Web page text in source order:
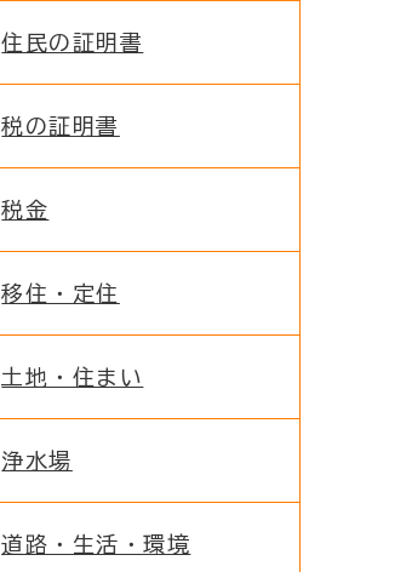
住民の証明書
税の証明書
税金
移住・定住
土地・住まい
浄水場
道路・生活・環境